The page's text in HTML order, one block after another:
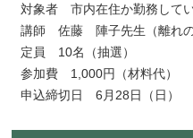
対象者 市内在住か勤務して
講師 佐藤 陣子先生（離れ
定員 10名（抽選）
参加費 1,000円（材料代）
申込締切日 6月28日（日）